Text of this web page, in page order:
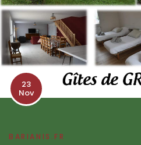
23
Nov
BARIANIS.FR